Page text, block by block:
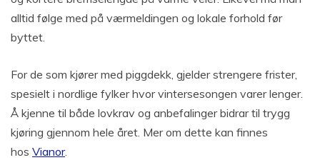
alltid følge med på værmeldingen og lokale forhold før
byttet.
For de som kjører med piggdekk, gjelder strengere frister,
spesielt i nordlige fylker hvor vintersesongen varer lenger.
Å kjenne til både lovkrav og anbefalinger bidrar til trygg
kjøring gjennom hele året. Mer om dette kan finnes
hos Vianor.